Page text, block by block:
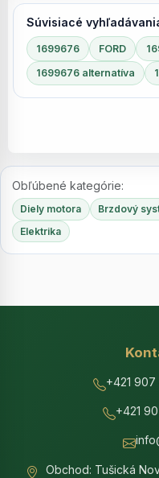
Súvisiacé
1699676 FORD
1699676 alternatíva
Obľúbené kategórie:
Diely motora Brzdový
Elektrika
+421
+421
Obchod: Tušická